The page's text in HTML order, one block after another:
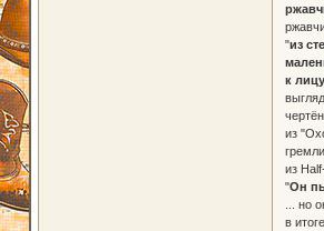
"из
к
из
из
"Он
... но
в